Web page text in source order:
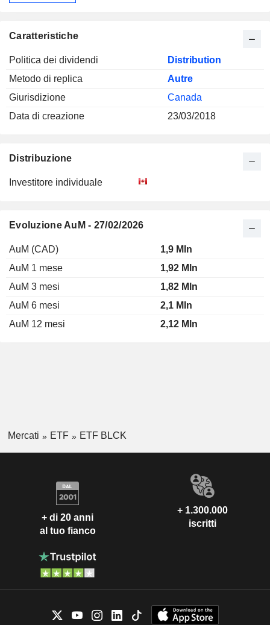
Caratteristiche
Politica dei dividendi
Distribution
Metodo di replica
Autre
Giurisdizione
Canada
Data di creazione
23/03/2018
Distribuzione
Investitore individuale
Evoluzione AuM - 27/02/2026
AuM (CAD)
1,9 Mln
AuM 1 mese
1,92 Mln
AuM 3 mesi
1,82 Mln
AuM 6 mesi
2,1 Mln
AuM 12 mesi
2,12 Mln
Mercati ETF ETF BLCK
+ di 20 anni
al tuo fianco
+ 1.300.000
iscritti